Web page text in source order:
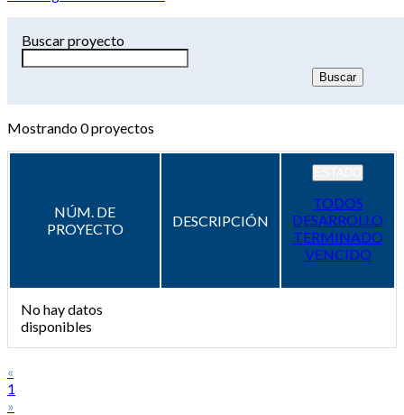
Buscar proyecto
Mostrando0proyectos
NÚM. DE
PROYECTO
DESCRIPCIÓN
TODOS
DESARROLLO
TERMINADO
VENCIDO
No hay datos
disponibles
«
1
»